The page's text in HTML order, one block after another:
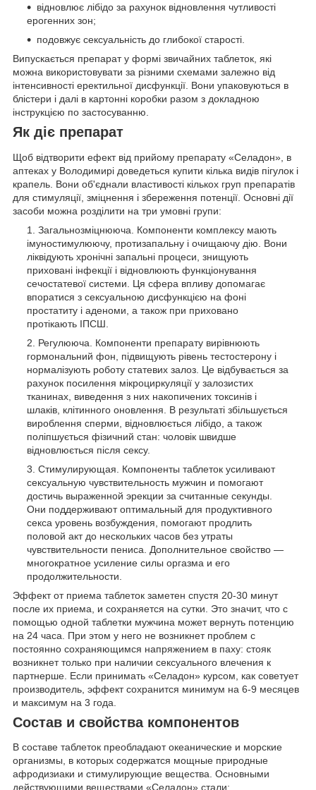
відновлює лібідо за рахунок відновлення чутливості
ерогенних зон;
подовжує сексуальність до глибокої старості.
Випускається препарат у формі звичайних таблеток, які
можна використовувати за різними схемами залежно від
інтенсивності еректильної дисфункції. Вони упаковуються в
блістери і далі в картонні коробки разом з докладною
інструкцією по застосуванню.
Як діє препарат
Щоб відтворити ефект від прийому препарату «Селадон», в
аптеках у Володимирі доведеться купити кілька видів пігулок і
крапель. Вони об'єднали властивості кількох груп препаратів
для стимуляції, зміцнення і збереження потенції. Основні дії
засоби можна розділити на три умовні групи:
Загальнозміцнююча. Компоненти комплексу мають
імуностимулюючу, протизапальну і очищаючу дію. Вони
ліквідують хронічні запальні процеси, знищують
приховані інфекції і відновлюють функціонування
сечостатевої системи. Ця сфера впливу допомагає
впоратися з сексуальною дисфункцією на фоні
простатиту і аденоми, а також при приховано
протікають ІПСШ.
Регулююча. Компоненти препарату вирівнюють
гормональний фон, підвищують рівень тестостерону і
нормалізують роботу статевих залоз. Це відбувається за
рахунок посилення мікроциркуляції у залозистих
тканинах, виведення з них накопичених токсинів і
шлаків, клітинного оновлення. В результаті збільшується
вироблення сперми, відновлюється лібідо, а також
поліпшується фізичний стан: чоловік швидше
відновлюється після сексу.
Стимулирующая. Компоненты таблеток усиливают
сексуальную чувствительность мужчин и помогают
достичь выраженной эрекции за считанные секунды.
Они поддерживают оптимальный для продуктивного
секса уровень возбуждения, помогают продлить
половой акт до нескольких часов без утраты
чувствительности пениса. Дополнительное свойство —
многократное усиление силы оргазма и его
продолжительности.
Эффект от приема таблеток заметен спустя 20-30 минут
после их приема, и сохраняется на сутки. Это значит, что с
помощью одной таблетки мужчина может вернуть потенцию
на 24 часа. При этом у него не возникнет проблем с
постоянно сохраняющимся напряжением в паху: стояк
возникнет только при наличии сексуального влечения к
партнерше. Если принимать «Селадон» курсом, как советует
производитель, эффект сохранится минимум на 6-9 месяцев
и максимум на 3 года.
Состав и свойства компонентов
В составе таблеток преобладают океанические и морские
организмы, в которых содержатся мощные природные
афродизиаки и стимулирующие вещества. Основными
действующими веществами «Селадон» стали: